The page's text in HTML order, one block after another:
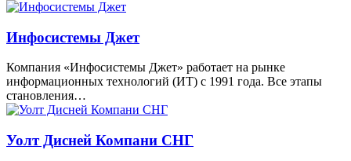
Инфосистемы Джет
Компания «Инфосистемы Джет» работает на рынке
информационных технологий (ИТ) с 1991 года. Все этапы
становления…
Уолт Дисней Компани СНГ